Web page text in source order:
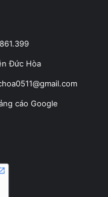
Đức Hòa
cáo Google